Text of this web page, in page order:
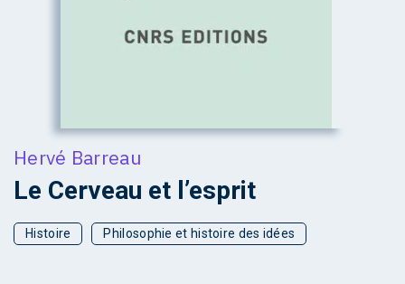
Hervé Barreau
Le Cerveau et l’esprit
Histoire Philosophie et histoire des idées